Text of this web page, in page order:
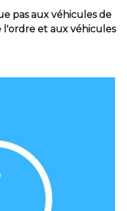
pas aux véhicules de
l'ordre et aux véhicules